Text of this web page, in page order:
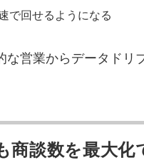
で回せるようになる
営業からデータドリ
商談数を最大化